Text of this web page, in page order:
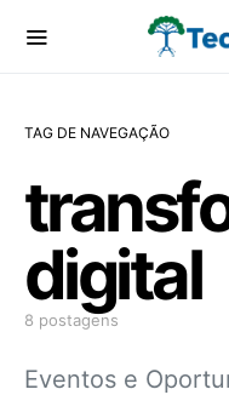
TAG DE NAVEGAÇÃO
digital
8 postagens
Eventos e